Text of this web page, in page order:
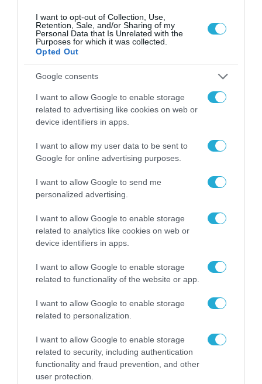
I want to opt-out of Collection, Use,
Retention, Sale, and/or Sharing of my
Personal Data that Is Unrelated with the
Purposes for which it was collected.
Opted Out
Google consents
I want to allow Google to enable storage
related to advertising like cookies on web or
device identifiers in apps.
I want to allow my user data to be sent to
Google for online advertising purposes.
I want to allow Google to send me
personalized advertising.
I want to allow Google to enable storage
related to analytics like cookies on web or
device identifiers in apps.
I want to allow Google to enable storage
related to functionality of the website or app.
I want to allow Google to enable storage
related to personalization.
I want to allow Google to enable storage
related to security, including authentication
functionality and fraud prevention, and other
user protection.
Ψεύτικα εισιτήρια για το
δημοφιλές φεστιβάλ Burning
Man προς πώληση για μερικές
εκατοντάδες δολάρια
21.02.2020
Το καταστροφικό ransomware
Sodinokibi επιτίθεται στο κανάλι
των MSP και σε Μικρομεσαίες